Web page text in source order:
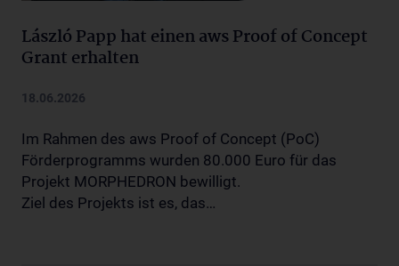
László Papp hat einen aws Proof of Concept
Grant erhalten
18.06.2026
Im Rahmen des aws Proof of Concept (PoC)
Förderprogramms wurden 80.000 Euro für das
Projekt MORPHEDRON bewilligt.
Ziel des Projekts ist es, das…